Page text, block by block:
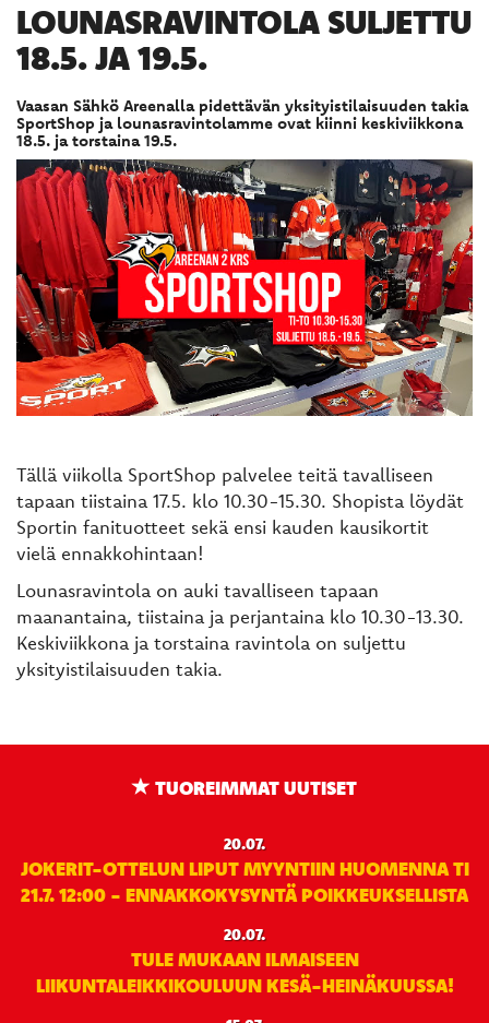
LOUNASRAVINTOLA SULJETTU
18.5. JA 19.5.
Vaasan Sähkö Areenalla pidettävän yksityistilaisuuden takia
SportShop ja lounasravintolamme ovat kiinni keskiviikkona
18.5. ja torstaina 19.5.
Tällä viikolla SportShop palvelee teitä tavalliseen
tapaan tiistaina 17.5. klo 10.30-15.30. Shopista löydät
Sportin fanituotteet sekä ensi kauden kausikortit
vielä ennakkohintaan!
Lounasravintola on auki tavalliseen tapaan
maanantaina, tiistaina ja perjantaina klo 10.30-13.30.
Keskiviikkona ja torstaina ravintola on suljettu
yksityistilaisuuden takia.
TUOREIMMAT UUTISET
20.07.
JOKERIT-OTTELUN LIPUT MYYNTIIN HUOMENNA TI
21.7. 12:00 - ENNAKKOKYSYNTÄ POIKKEUKSELLISTA
20.07.
TULE MUKAAN ILMAISEEN
LIIKUNTALEIKKIKOULUUN KESÄ-HEINÄKUUSSA!